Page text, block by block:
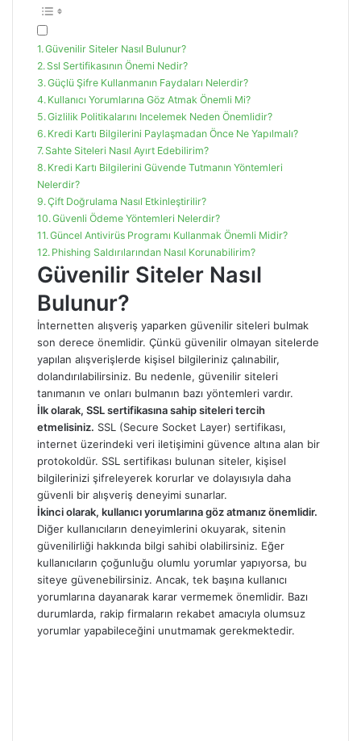
Güvenilir Siteler Nasıl Bulunur?
Ssl Sertifikasının Önemi Nedir?
Güçlü Şifre Kullanmanın Faydaları Nelerdir?
Kullanıcı Yorumlarına Göz Atmak Önemli Mi?
Gizlilik Politikalarını Incelemek Neden Önemlidir?
Kredi Kartı Bilgilerini Paylaşmadan Önce Ne Yapılmalı?
Sahte Siteleri Nasıl Ayırt Edebilirim?
Kredi Kartı Bilgilerini Güvende Tutmanın Yöntemleri
Nelerdir?
Çift Doğrulama Nasıl Etkinleştirilir?
Güvenli Ödeme Yöntemleri Nelerdir?
Güncel Antivirüs Programı Kullanmak Önemli Midir?
Phishing Saldırılarından Nasıl Korunabilirim?
Güvenilir Siteler Nasıl
Bulunur?
İnternetten alışveriş yaparken güvenilir siteleri bulmak
son derece önemlidir. Çünkü güvenilir olmayan sitelerde
yapılan alışverişlerde kişisel bilgileriniz çalınabilir,
dolandırılabilirsiniz. Bu nedenle, güvenilir siteleri
tanımanın ve onları bulmanın bazı yöntemleri vardır.
İlk olarak, SSL sertifikasına sahip siteleri tercih
etmelisiniz. SSL (Secure Socket Layer) sertifikası,
internet üzerindeki veri iletişimini güvence altına alan bir
protokoldür. SSL sertifikası bulunan siteler, kişisel
bilgilerinizi şifreleyerek korurlar ve dolayısıyla daha
güvenli bir alışveriş deneyimi sunarlar.
İkinci olarak, kullanıcı yorumlarına göz atmanız önemlidir.
Diğer kullanıcıların deneyimlerini okuyarak, sitenin
güvenilirliği hakkında bilgi sahibi olabilirsiniz. Eğer
kullanıcıların çoğunluğu olumlu yorumlar yapıyorsa, bu
siteye güvenebilirsiniz. Ancak, tek başına kullanıcı
yorumlarına dayanarak karar vermemek önemlidir. Bazı
durumlarda, rakip firmaların rekabet amacıyla olumsuz
yorumlar yapabileceğini unutmamak gerekmektedir.